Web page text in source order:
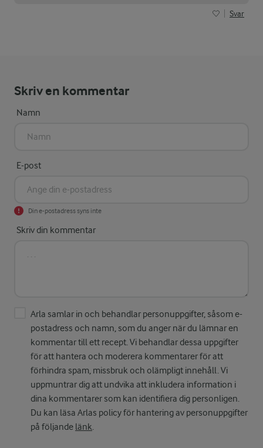
Svar
Skriv en kommentar
Namn
E-post
Din e-postadress syns inte
Skriv din kommentar
Arla samlar in och behandlar personuppgifter, såsom e-
postadress och namn, som du anger när du lämnar en
kommentar till ett recept. Vi behandlar dessa uppgifter
för att hantera och moderera kommentarer för att
förhindra spam, missbruk och olämpligt innehåll. Vi
uppmuntrar dig att undvika att inkludera information i
dina kommentarer som kan identifiera dig personligen.
Du kan läsa Arlas policy för hantering av personuppgifter
på följande länk.